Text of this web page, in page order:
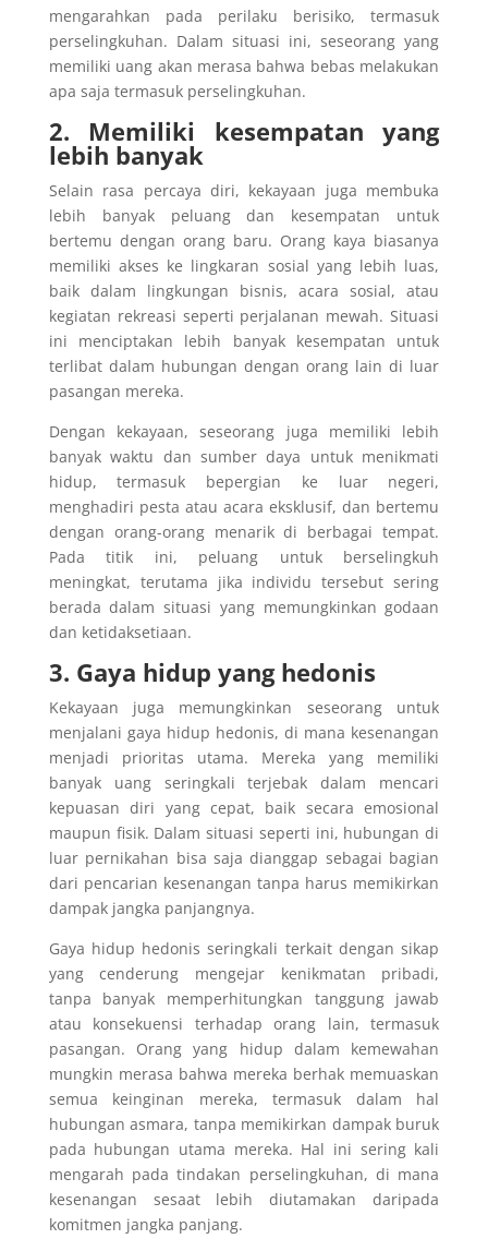
mengarahkan pada perilaku berisiko, termasuk
perselingkuhan. Dalam situasi ini, seseorang yang
memiliki uang akan merasa bahwa bebas melakukan
apa saja termasuk perselingkuhan.
2. Memiliki kesempatan yang
lebih banyak
Selain rasa percaya diri, kekayaan juga membuka
lebih banyak peluang dan kesempatan untuk
bertemu dengan orang baru. Orang kaya biasanya
memiliki akses ke lingkaran sosial yang lebih luas,
baik dalam lingkungan bisnis, acara sosial, atau
kegiatan rekreasi seperti perjalanan mewah. Situasi
ini menciptakan lebih banyak kesempatan untuk
terlibat dalam hubungan dengan orang lain di luar
pasangan mereka.
Dengan kekayaan, seseorang juga memiliki lebih
banyak waktu dan sumber daya untuk menikmati
hidup, termasuk bepergian ke luar negeri,
menghadiri pesta atau acara eksklusif, dan bertemu
dengan orang-orang menarik di berbagai tempat.
Pada titik ini, peluang untuk berselingkuh
meningkat, terutama jika individu tersebut sering
berada dalam situasi yang memungkinkan godaan
dan ketidaksetiaan.
3. Gaya hidup yang hedonis
Kekayaan juga memungkinkan seseorang untuk
menjalani gaya hidup hedonis, di mana kesenangan
menjadi prioritas utama. Mereka yang memiliki
banyak uang seringkali terjebak dalam mencari
kepuasan diri yang cepat, baik secara emosional
maupun fisik. Dalam situasi seperti ini, hubungan di
luar pernikahan bisa saja dianggap sebagai bagian
dari pencarian kesenangan tanpa harus memikirkan
dampak jangka panjangnya.
Gaya hidup hedonis seringkali terkait dengan sikap
yang cenderung mengejar kenikmatan pribadi,
tanpa banyak memperhitungkan tanggung jawab
atau konsekuensi terhadap orang lain, termasuk
pasangan. Orang yang hidup dalam kemewahan
mungkin merasa bahwa mereka berhak memuaskan
semua keinginan mereka, termasuk dalam hal
hubungan asmara, tanpa memikirkan dampak buruk
pada hubungan utama mereka. Hal ini sering kali
mengarah pada tindakan perselingkuhan, di mana
kesenangan sesaat lebih diutamakan daripada
komitmen jangka panjang.